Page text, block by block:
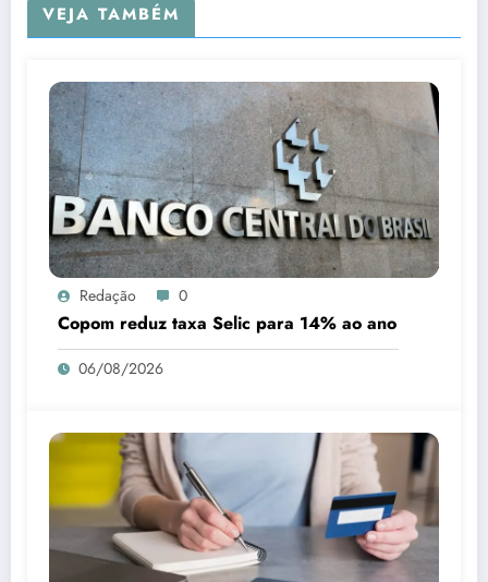
VEJA TAMBÉM
Redação 0
Copom reduz taxa Selic para 14% ao ano
06/08/2026